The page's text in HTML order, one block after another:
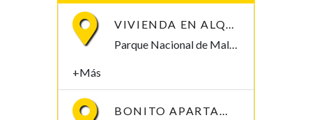
VIVIENDA EN ALQUILER POR PARQUE NACIONAL DE MALABO
Parque Nacional de Malabo Malabo, Bioko Norte , Guinea Ecuatorial
+Más
BONITO APARTAMENTO EN MBANGAN II, BATA